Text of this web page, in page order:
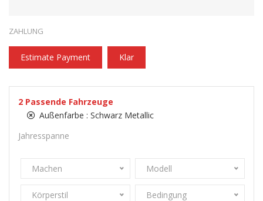
ZAHLUNG
Estimate Payment Klar
2 Passende Fahrzeuge
Außenfarbe : Schwarz Metallic
Jahresspanne
Machen Modell
Körperstil Bedingung